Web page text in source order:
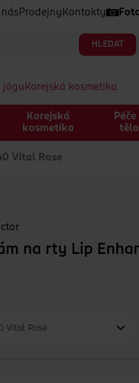
nás Prodejny Kontakty
HLEDAT
jógu Korejská kosmetika
Korejská
kosmetika
Péče
tělo
Vital Rose
na rty Lip
Vital Rose